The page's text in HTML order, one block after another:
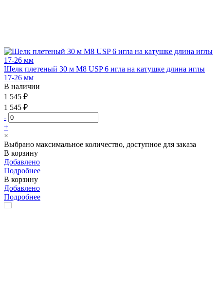
Шелк плетеный 30 м М8 USP 6 игла на катушке длина иглы
17-26 мм
В наличии
1 545 ₽
1 545 ₽
-
+
×
Выбрано максимальное количество, доступное для заказа
В корзину
Добавлено
Подробнее
В корзину
Добавлено
Подробнее